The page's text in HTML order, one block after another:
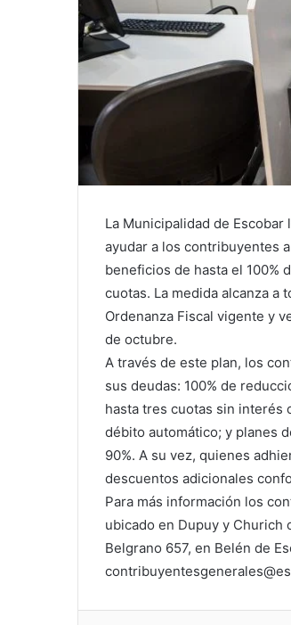
La Municipalidad de
ayudar a los contribuyentes
beneficios de hasta el 100%
cuotas. La medida alcanza
Ordenanza Fiscal vigente y
de octubre.
A través de este plan, los
sus deudas: 100% de
hasta tres cuotas sin interés
débito automático; y planes
90%. A su vez, quienes
descuentos adicionales
Para más información los
ubicado en Dupuy y Churich
Belgrano 657, en Belén de